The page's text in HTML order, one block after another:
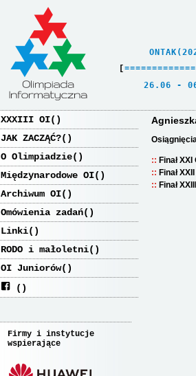
[ =============
26.06
XXXIII OI
JAK ZACZĄĆ?
O Olimpiadzie
Międzynarodowe OI
Archiwum OI
Omówienia zadań
Linki
RODO i małoletni
OI Juniorów
Firmy i instytucje
wspierające
Finał
Finał
Finał